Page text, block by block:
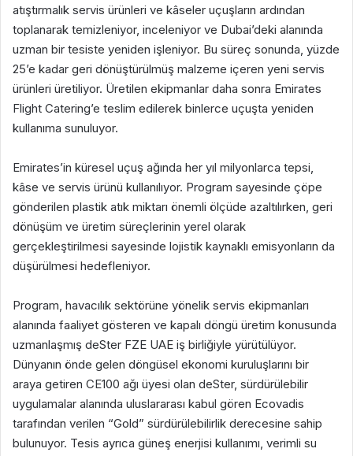
atıştırmalık servis ürünleri ve kâseler uçuşların ardından
toplanarak temizleniyor, inceleniyor ve Dubai’deki alanında
uzman bir tesiste yeniden işleniyor. Bu süreç sonunda, yüzde
25’e kadar geri dönüştürülmüş malzeme içeren yeni servis
ürünleri üretiliyor. Üretilen ekipmanlar daha sonra Emirates
Flight Catering’e teslim edilerek binlerce uçuşta yeniden
kullanıma sunuluyor.
Emirates’in küresel uçuş ağında her yıl milyonlarca tepsi,
kâse ve servis ürünü kullanılıyor. Program sayesinde çöpe
gönderilen plastik atık miktarı önemli ölçüde azaltılırken, geri
dönüşüm ve üretim süreçlerinin yerel olarak
gerçekleştirilmesi sayesinde lojistik kaynaklı emisyonların da
düşürülmesi hedefleniyor.
Program, havacılık sektörüne yönelik servis ekipmanları
alanında faaliyet gösteren ve kapalı döngü üretim konusunda
uzmanlaşmış deSter FZE UAE iş birliğiyle yürütülüyor.
Dünyanın önde gelen döngüsel ekonomi kuruluşlarını bir
araya getiren CE100 ağı üyesi olan deSter, sürdürülebilir
uygulamalar alanında uluslararası kabul gören Ecovadis
tarafından verilen “Gold” sürdürülebilirlik derecesine sahip
bulunuyor. Tesis ayrıca güneş enerjisi kullanımı, verimli su